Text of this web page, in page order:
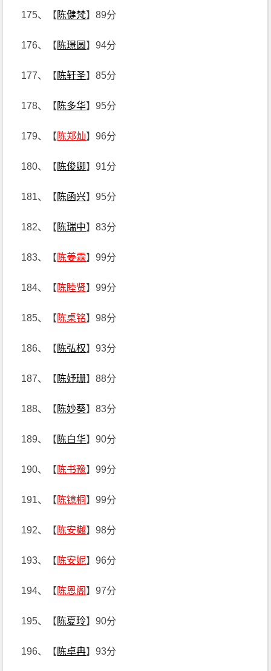
175、【 陈健梵】89分
176、【 陈璟圆 】94分
177、【 陈轩圣】85分
178、【 陈多华】95分
179、【 陈郑灿】96分
180、【 陈俊卿】91分
181、【 陈函兴】95分
182、【 陈瑞中】83分
183、【 陈姜霖】99分
184、【 陈睦贤】99分
185、【 陈桌铭】98分
186、【 陈弘权】93分
187、【 陈妤珊】88分
188、【 陈妙葵】83分
189、【 陈白华】90分
190、【 陈书豫】99分
191、【 陈镱桐 】99分
192、【 陈安樾】98分
193、【 陈安妮】96分
194、【 陈恩阁 】97分
195、【 陈夏玲】90分
196、【 陈卓冉】93分